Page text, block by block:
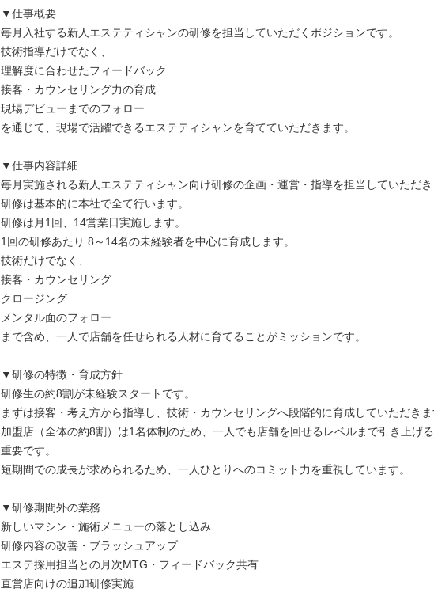
▼仕事概要
毎月入社する新人エステティシャンの研修を担当していただくポジションです。
技術指導だけでなく、
理解度に合わせたフィードバック
接客・カウンセリング力の育成
現場デビューまでのフォロー
を通じて、現場で活躍できるエステティシャンを育てていただきます。
▼仕事内容詳細
毎月実施される新人エステティシャン向け研修の企画・運営・指導を担当していただき
研修は基本的に本社で全て行います。
研修は月1回、14営業日実施します。
1回の研修あたり 8～14名の未経験者を中心に育成します。
技術だけでなく、
接客・カウンセリング
クロージング
メンタル面のフォロー
まで含め、一人で店舗を任せられる人材に育てることがミッションです。
▼研修の特徴・育成方針
研修生の約8割が未経験スタートです。
まずは接客・考え方から指導し、技術・カウンセリングへ段階的に育成していただきま
加盟店（全体の約8割）は1名体制のため、一人でも店舗を回せるレベルまで引き上げ
重要です。
短期間での成長が求められるため、一人ひとりへのコミット力を重視しています。
▼研修期間外の業務
新しいマシン・施術メニューの落とし込み
研修内容の改善・ブラッシュアップ
エステ採用担当との月次MTG・フィードバック共有
直営店向けの追加研修実施